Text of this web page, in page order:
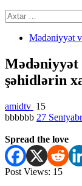
Axtarış:
Mədəniyyət
şəhidlərin
amidtv 15
bbbbbb 27
Spread the love
Post Views: 15